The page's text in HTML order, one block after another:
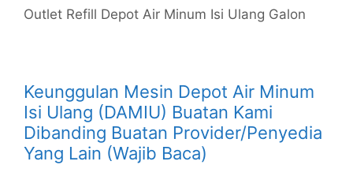
Outlet Refill Depot Air Minum Isi Ulang Galon
Keunggulan Mesin Depot Air Minum
Isi Ulang (DAMIU) Buatan Kami
Dibanding Buatan Provider/Penyedia
Yang Lain (Wajib Baca)